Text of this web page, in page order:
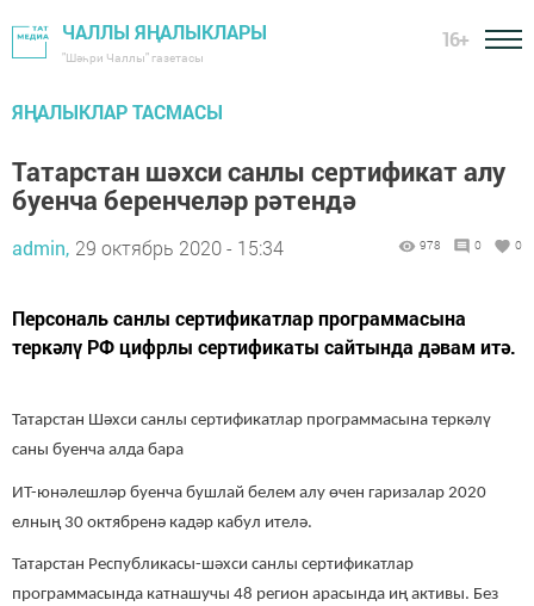
ЧАЛЛЫ ЯҢАЛЫКЛАРЫ
"Шәһри Чаллы" газетасы
16+
ЯҢАЛЫКЛАР ТАСМАСЫ
Татарстан шәхси санлы сертификат алу
буенча беренчеләр рәтендә
admin, 29 октябрь 2020 - 15:34 978 0 0
Персональ санлы сертификатлар программасына
теркәлү РФ цифрлы сертификаты сайтында дәвам итә.
Татарстан Шәхси санлы сертификатлар программасына теркәлү
саны буенча алда бара
ИТ-юнәлешләр буенча бушлай белем алу өчен гаризалар 2020
елның 30 октябренә кадәр кабул ителә.
Татарстан Республикасы-шәхси санлы сертификатлар
программасында катнашучы 48 регион арасында иң активы. Без